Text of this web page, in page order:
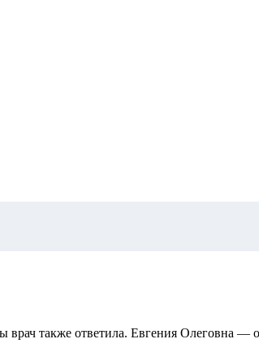
также ответила. Евгения Олеговна